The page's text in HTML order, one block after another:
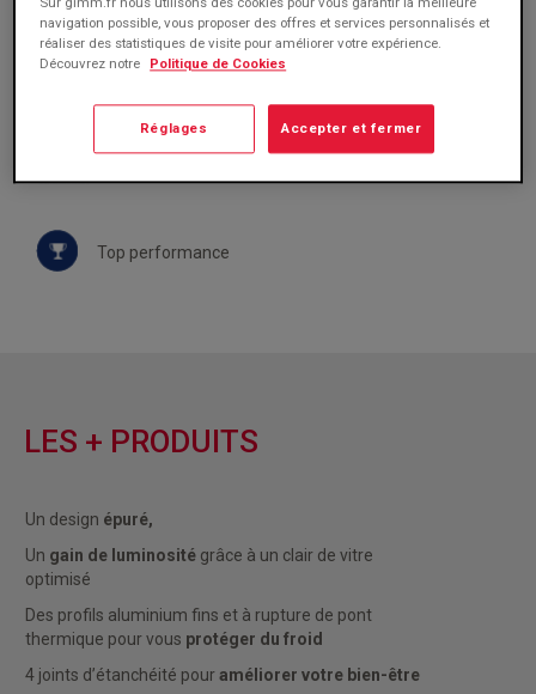
Conforme
Certifié
Top performance
LES + PRODUITS
Un design épuré,
Un gain de luminosité grâce à un clair de vitre
optimisé
Des profils aluminium fins et à rupture de pont
thermique pour vous protéger du froid
4 joints d’étanchéité pouraméliorer votre bien-être
navigation possible, vous proposer des offres et services personnalisés et
réaliser des statistiques de visite pour améliorer votre expérience.
Découvrez notre
Politique de Cookies
Accepter et fermer
Réglages